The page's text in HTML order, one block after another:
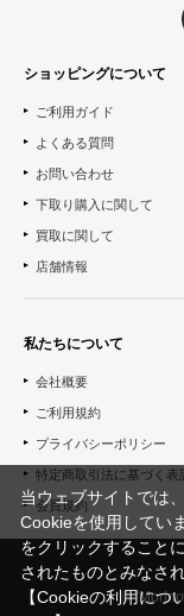
ショッピングについて
ご利用ガイド
よくある質問
お問い合わせ
下取り購入に関して
買取に関して
店舗情報
私たちについて
会社概要
ご利用規約
プライバシーポリシー
特定商取引法に基づく表
会員規約
©
当ウェブサイトでは
Cookieを使用してい
をクリックすること
されたものとみなされ
【Cookieの利用につ